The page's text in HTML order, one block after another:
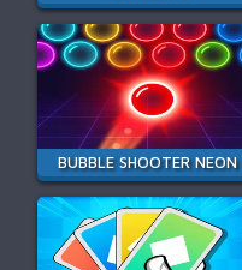
BUBBLE SHOOTER NEON